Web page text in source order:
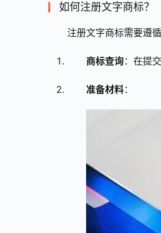
如何注册文字商标？
注册文字商标需要遵循
商标查询：在提
准备材料：